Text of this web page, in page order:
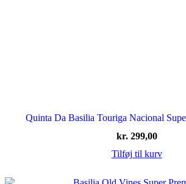
Quinta Da Basilia Touriga Nacional
kr.299,00
Tilføj til kurv